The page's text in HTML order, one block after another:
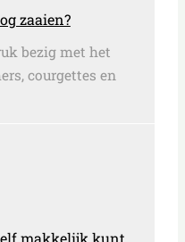
zaaien?
bezig met het
courgettes en
makkelijk kunt